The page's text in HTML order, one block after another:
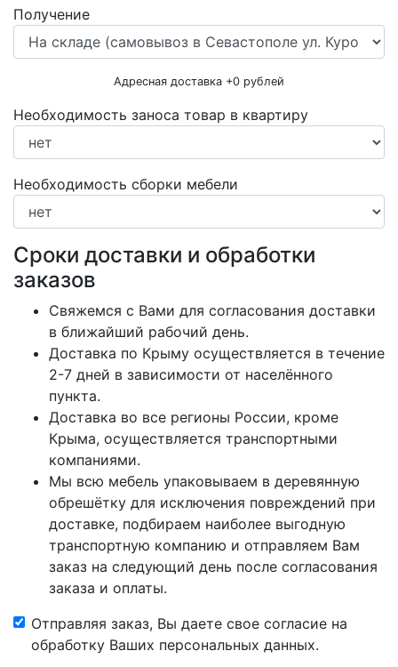
Получение
Адресная доставка +0 рублей
Необходимость заноса товар в квартиру
Необходимость сборки мебели
Сроки доставки и обработки
заказов
Свяжемся с Вами для согласования доставки
в ближайший рабочий день.
Доставка по Крыму осуществляется в течение
2-7 дней в зависимости от населённого
пункта.
Доставка во все регионы России, кроме
Крыма, осуществляется транспортными
компаниями.
Мы всю мебель упаковываем в деревянную
обрешётку для исключения повреждений при
доставке, подбираем наиболее выгодную
транспортную компанию и отправляем Вам
заказ на следующий день после согласования
заказа и оплаты.
Отправляя заказ, Вы даете свое согласие на
обработку Ваших персональных данных.